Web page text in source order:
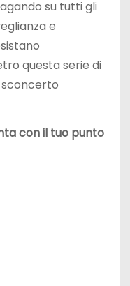
su tutti gli
e
questa serie di
con il tuo punto